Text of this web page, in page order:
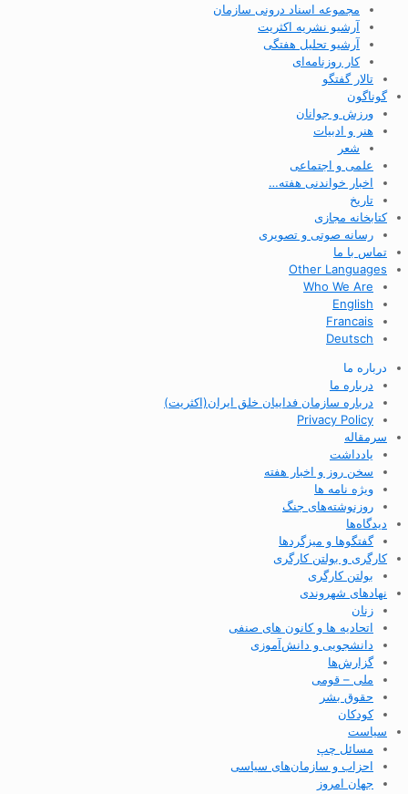
مجموعه اسناد درونی سازمان
آرشیو نشریه اکثریت
آرشیو تحلیل هفتگی
کار روزنامه‌ای
تالار گفتگو
گوناگون
ورزش و جوانان
هنر و ادبیات
شعر
علمی و اجتماعی
اخبار خواندنی هفته…
تاریخ
کتابخانه مجازی
رسانه صوتی و تصویری
تماس با ما
Other Languages
Who We Are
English
Francais
Deutsch
درباره ما
درباره ما
درباره سازمان فداییان خلق ایران(اکثریت)
Privacy Policy
سرمقاله
یادداشت
سخن روز و اخبار هفته
ویژه نامه ها
روزنوشته‌های جنگ
دیدگاه‌ها
گفتگوها و میزگردها
کارگری و بولتن کارگری
بولتن کارگری
نهادهای شهروندی
زنان
اتحادیه ها و کانون های صنفی
دانشجویی و دانش‌آموزی
گزارش‌ها
ملی – قومی
حقوق بشر
کودکان
سیاست
مسائل چپ
احزاب و سازمان‌های سیاسی
جهان امروز